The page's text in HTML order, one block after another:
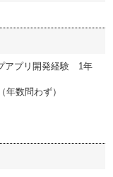
アプリ開発経験 1年
年数問わず）